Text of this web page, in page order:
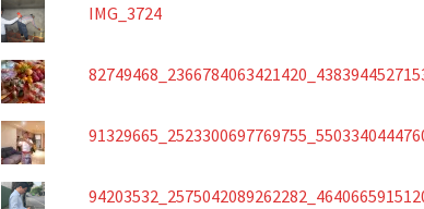
IMG_3724